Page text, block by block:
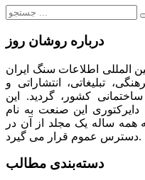
جستجو
درباره روشان روز
المللی اطلاعات سنگ ایران
فرهنگی، تبلیغاتی، انتشاراتی و
کشور، گردید. این
این صنعت به نام
ساله یک مجلد از آن در
دسترس عموم قرار می گیرد.
دسته‌بندی مطالب